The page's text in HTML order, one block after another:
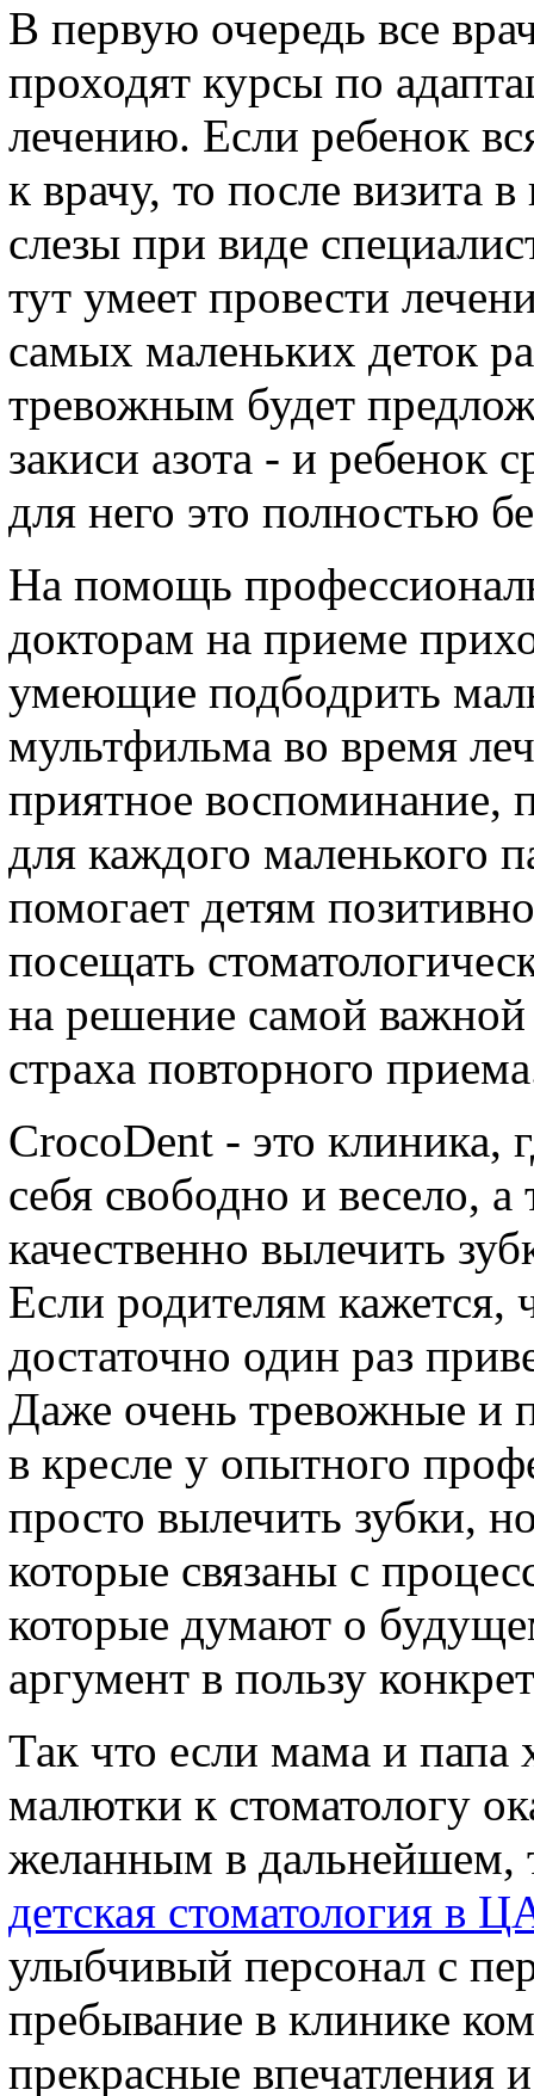
В первую очередь все
проходят курсы по
лечению. Если ребенок
к врачу, то после визита
слезы при виде
тут умеет провести
самых маленьких деток
тревожным будет
закиси азота - и ребенок
для него это полностью
На помощь
докторам на приеме
умеющие подбодрить
мультфильма во время
приятное воспоминание,
для каждого маленького
помогает детям
посещать
на решение самой
страха повторного
CrocoDent - это клиника,
себя свободно и весело,
качественно вылечить
Если родителям кажется,
достаточно один раз
Даже очень тревожные и
в кресле у опытного
просто вылечить зубки,
которые связаны с
которые думают о
аргумент в пользу
Так что если мама и папа
малютки к стоматологу
желанным в дальнейшем,
детская стоматология в
улыбчивый персонал с
пребывание в клинике
прекрасные впечатления